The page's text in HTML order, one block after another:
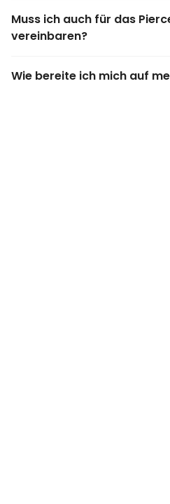
Muss ich auch für das
vereinbaren?
Wie bereite ich mich auf